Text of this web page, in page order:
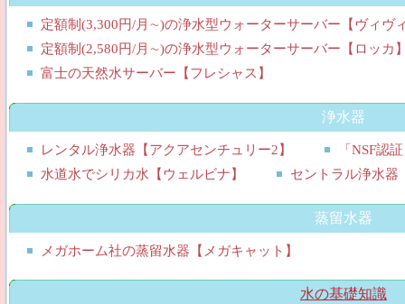
定額制(3,300円/月∼)の浄水型ウォーターサーバー【ヴィヴ
定額制(2,580円/月∼)の浄水型ウォーターサーバー【ロッカ
富士の天然水サーバー【フレシャス】
浄水器
レンタル浄水器【アクアセンチュリー2】
「NSF認
水道水でシリカ水【ウェルビナ】
セントラル浄水器
蒸留水器
メガホーム社の蒸留水器【メガキャット】
水の基礎知識